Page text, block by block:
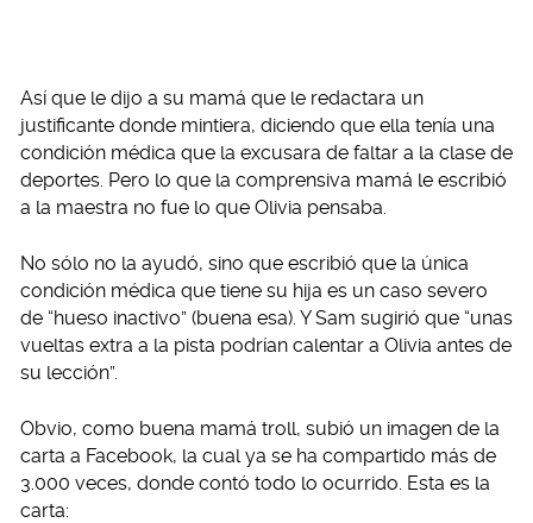
Así que le dijo a su mamá que le redactara un
justificante donde mintiera, diciendo que ella tenía una
condición médica que la excusara de faltar a la clase de
deportes. Pero lo que la comprensiva mamá le escribió
a la maestra no fue lo que Olivia pensaba.
No sólo no la ayudó, sino que escribió que la única
condición médica que tiene su hija es un caso severo
de “hueso inactivo” (buena esa). Y Sam sugirió que “unas
vueltas extra a la pista podrían calentar a Olivia antes de
su lección”.
Obvio, como buena mamá troll, subió un imagen de la
carta a Facebook, la cual ya se ha compartido más de
3.000 veces, donde contó todo lo ocurrido. Esta es la
carta: